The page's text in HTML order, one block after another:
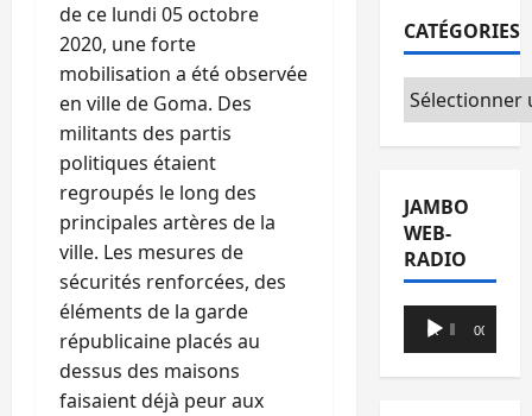
de ce lundi 05 octobre
2020, une forte
mobilisation a été observée
en ville de Goma. Des
militants des partis
politiques étaient
regroupés le long des
principales artères de la
ville. Les mesures de
sécurités renforcées, des
éléments de la garde
républicaine placés au
dessus des maisons
faisaient déjà peur aux
CATÉGORIES
Catégories
JAMBO
WEB-
RADIO
Lecteur
audio
00:00 00:00